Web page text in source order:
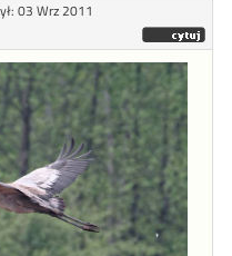
03 Wrz 2011